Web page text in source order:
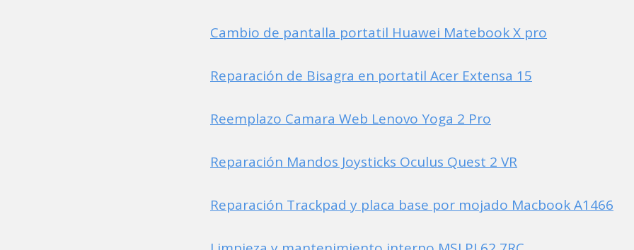
Cambio de pantalla portatil Huawei Matebook X pro
Reparación de Bisagra en portatil Acer Extensa 15
Reemplazo Camara Web Lenovo Yoga 2 Pro
Reparación Mandos Joysticks Oculus Quest 2 VR
Reparación Trackpad y placa base por mojado Macbook A1466